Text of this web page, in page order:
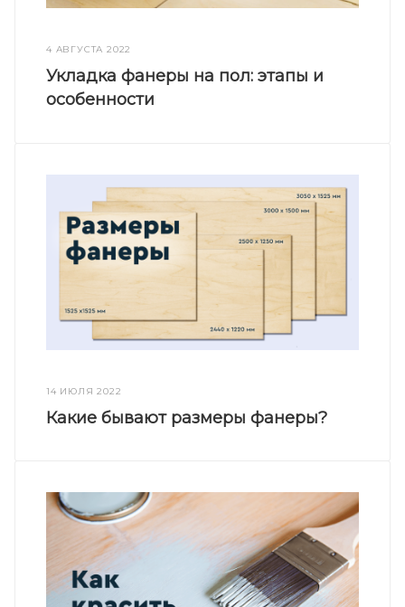
4 АВГУСТА 2022
Укладка фанеры на пол: этапы и
особенности
14 ИЮЛЯ 2022
Какие бывают размеры фанеры?